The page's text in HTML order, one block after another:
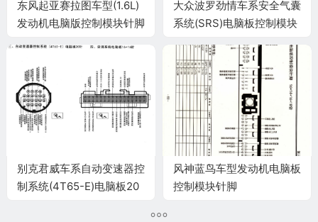
东风起亚赛拉图车型(1.6L)
发动机电脑版控制模块针脚
大众波罗劲情车系安全气囊
系统(SRS)电脑板控制模块
别克君威车系自动变速器控
制系统(4T65-E)电脑板20
风神蓝鸟车型发动机电脑板
控制模块针脚